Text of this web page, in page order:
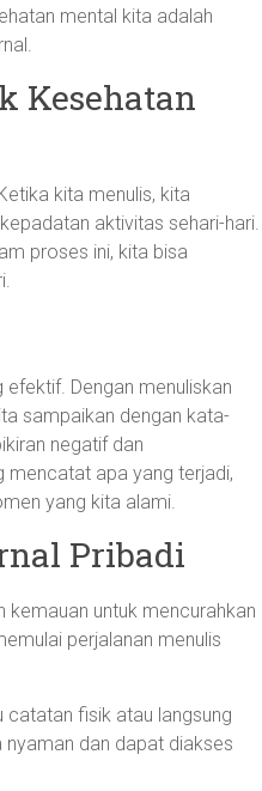
mental kita adalah
Kesehatan
kita menulis, kita
aktivitas sehari-hari.
proses ini, kita bisa
Dengan menuliskan
sampaikan dengan kata-
negatif dan
mencatat apa yang terjadi,
yang kita alami.
Pribadi
kemauan untuk mencurahkan
perjalanan menulis
catatan fisik atau langsung
dan dapat diakses